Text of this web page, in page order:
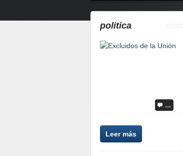
politica
…
Leer más